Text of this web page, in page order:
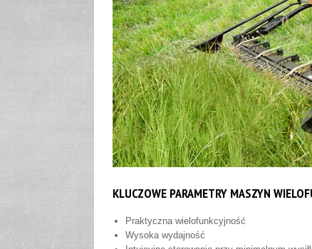
KLUCZOWE PARAMETRY MASZYN
Praktyczna wielofunkcyjność
Wysoka wydajność